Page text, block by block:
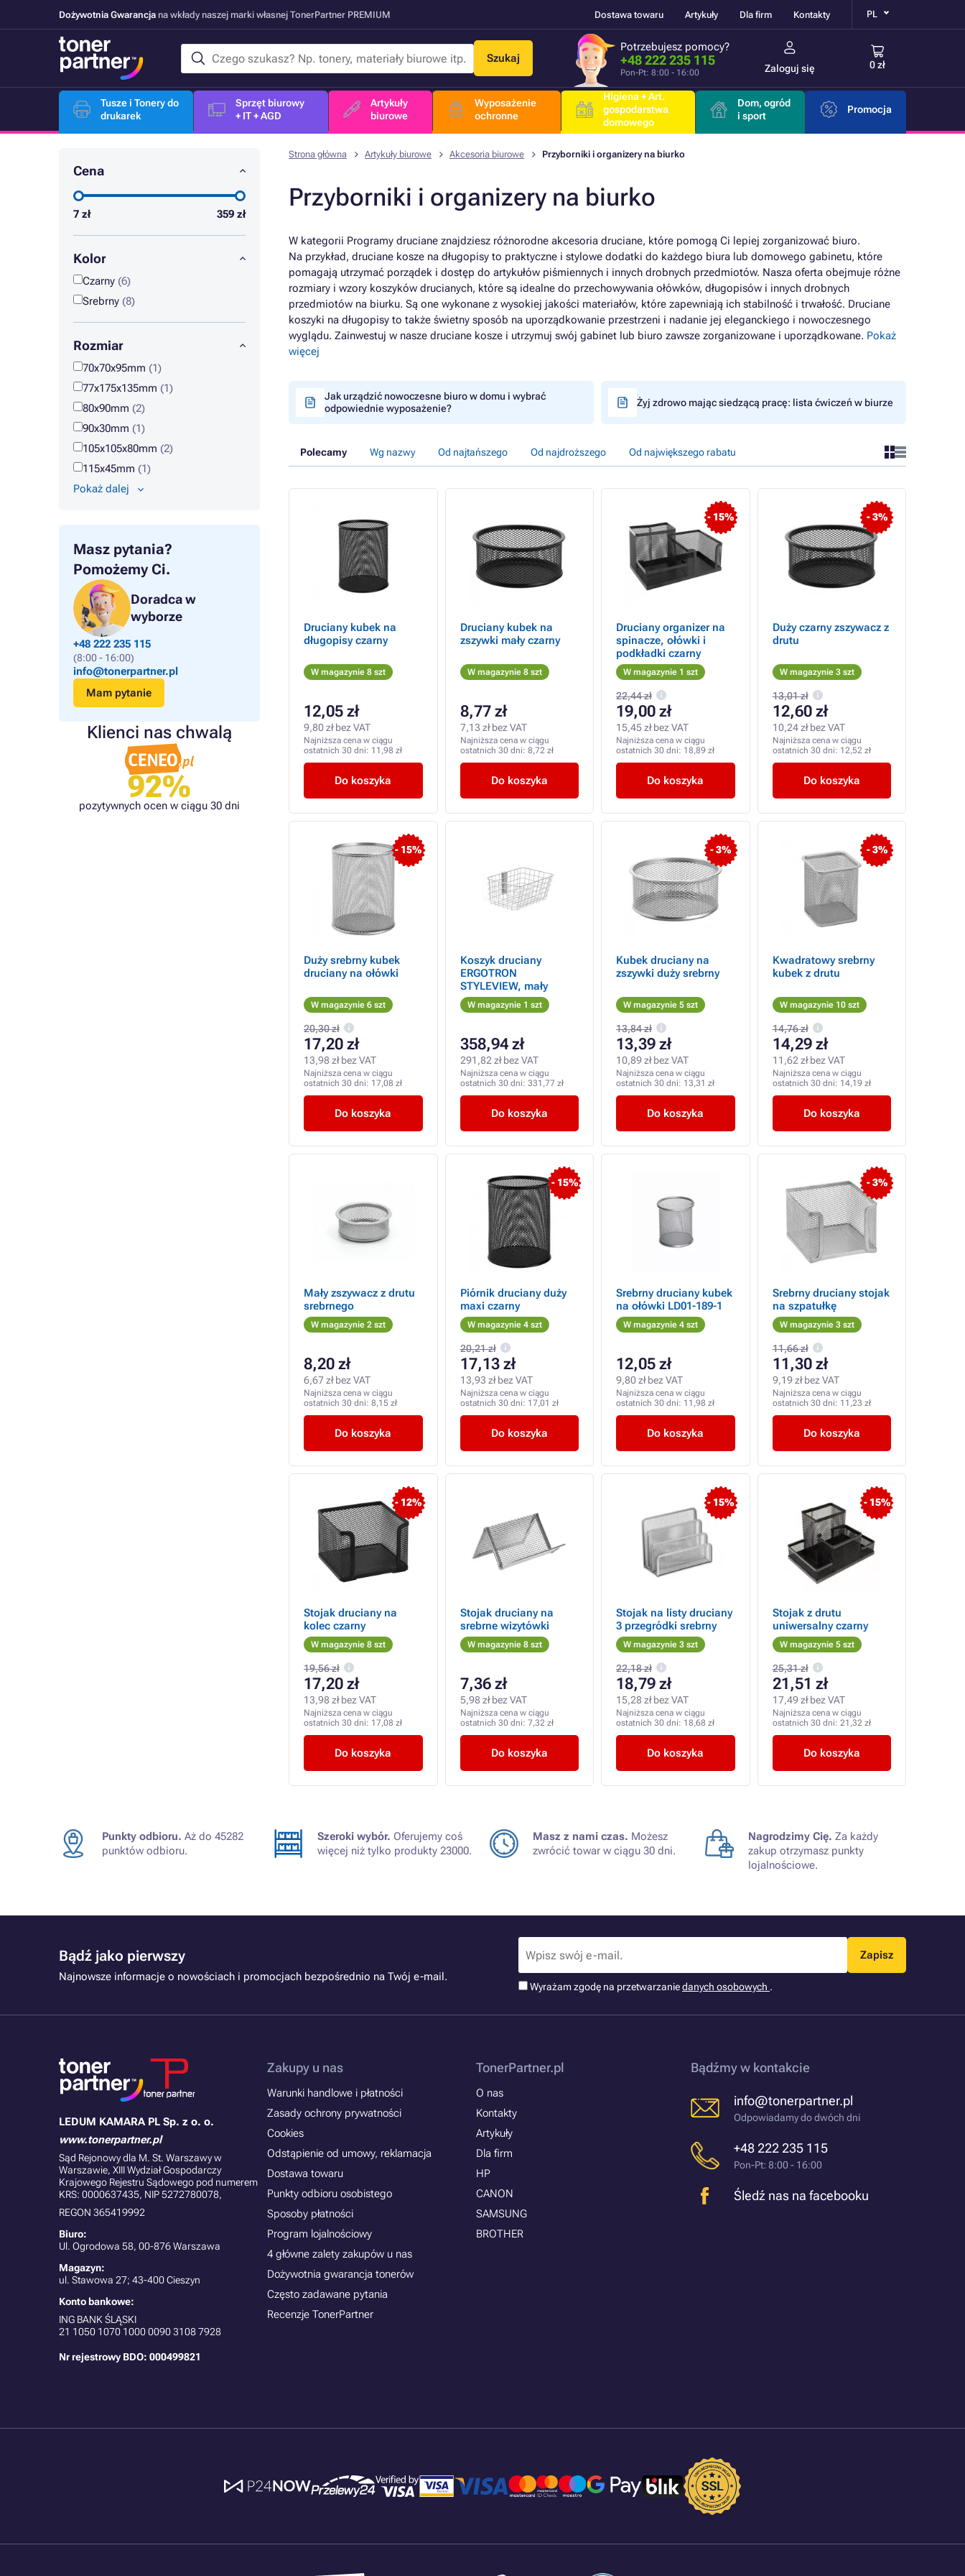
Dożywotnia Gwarancja na wkłady naszej marki własnej TonerPartner PREMIUM Dostawa towaru Artykuły Dla firm Kontakty PL
Szukaj
Potrzebujesz pomocy?
+48 222 235 115
Pon-Pt: 8:00 - 16:00 Zaloguj się 0 zł
Tusze i Tonery do
drukarek
Sprzęt biurowy
+ IT + AGD
Artykuły
biurowe
Wyposażenie
ochronne
Higiena + Art.
gospodarstwa
domowego
Dom, ogród
i sport
Promocja
Cena
7 zł 359 zł
Kolor
Czarny (6)
Srebrny (8)
Rozmiar
70x70x95mm (1)
77x175x135mm (1)
80x90mm (2)
90x30mm (1)
105x105x80mm (2)
115x45mm (1)
Pokaż dalej
Masz pytania?
Pomożemy Ci.
Doradca w
wyborze
+48 222 235 115
(8:00 - 16:00)
info@tonerpartner.pl
Mam pytanie
Klienci nas chwalą
92%
pozytywnych ocen w ciągu 30 dni
Strona główna Artykuły biurowe Akcesoria biurowe Przyborniki i organizery na biurko
Przyborniki i organizery na biurko
W kategorii Programy druciane znajdziesz różnorodne akcesoria druciane, które pomogą Ci lepiej zorganizować biuro.
Na przykład, druciane kosze na długopisy to praktyczne i stylowe dodatki do każdego biura lub domowego gabinetu, które
pomagają utrzymać porządek i dostęp do artykułów piśmiennych i innych drobnych przedmiotów. Nasza oferta obejmuje różne
rozmiary i wzory koszyków drucianych, które są idealne do przechowywania ołówków, długopisów i innych drobnych
przedmiotów na biurku. Są one wykonane z wysokiej jakości materiałów, które zapewniają ich stabilność i trwałość. Druciane
koszyki na długopisy to także świetny sposób na uporządkowanie przestrzeni i nadanie jej eleganckiego i nowoczesnego
wyglądu. Zainwestuj w nasze druciane kosze i utrzymuj swój gabinet lub biuro zawsze zorganizowane i uporządkowane. Pokaż
więcej
Jak urządzić nowoczesne biuro w domu i wybrać
odpowiednie wyposażenie?
Żyj zdrowo mając siedzącą pracę: lista ćwiczeń w biurze
Polecamy Wg nazwy Od najtańszego Od najdroższego Od największego rabatu
Druciany kubek na
długopisy czarny
W magazynie 8 szt
12,05 zł
9,80 zł bez VAT
Najniższa cena w ciągu
ostatnich 30 dni: 11,98 zł
Do koszyka
Druciany kubek na
zszywki mały czarny
W magazynie 8 szt
8,77 zł
7,13 zł bez VAT
Najniższa cena w ciągu
ostatnich 30 dni: 8,72 zł
Do koszyka
- 15%
Druciany organizer na
spinacze, ołówki i
podkładki czarny
W magazynie 1 szt
22,44 zł
19,00 zł
15,45 zł bez VAT
Najniższa cena w ciągu
ostatnich 30 dni: 18,89 zł
Do koszyka
- 3%
Duży czarny zszywacz z
drutu
W magazynie 3 szt
13,01 zł
12,60 zł
10,24 zł bez VAT
Najniższa cena w ciągu
ostatnich 30 dni: 12,52 zł
Do koszyka
- 15%
Duży srebrny kubek
druciany na ołówki
W magazynie 6 szt
20,30 zł
17,20 zł
13,98 zł bez VAT
Najniższa cena w ciągu
ostatnich 30 dni: 17,08 zł
Do koszyka
Koszyk druciany
ERGOTRON
STYLEVIEW, mały
W magazynie 1 szt
358,94 zł
291,82 zł bez VAT
Najniższa cena w ciągu
ostatnich 30 dni: 331,77 zł
Do koszyka
- 3%
Kubek druciany na
zszywki duży srebrny
W magazynie 5 szt
13,84 zł
13,39 zł
10,89 zł bez VAT
Najniższa cena w ciągu
ostatnich 30 dni: 13,31 zł
Do koszyka
- 3%
Kwadratowy srebrny
kubek z drutu
W magazynie 10 szt
14,76 zł
14,29 zł
11,62 zł bez VAT
Najniższa cena w ciągu
ostatnich 30 dni: 14,19 zł
Do koszyka
Mały zszywacz z drutu
srebrnego
W magazynie 2 szt
8,20 zł
6,67 zł bez VAT
Najniższa cena w ciągu
ostatnich 30 dni: 8,15 zł
Do koszyka
- 15%
Piórnik druciany duży
maxi czarny
W magazynie 4 szt
20,21 zł
17,13 zł
13,93 zł bez VAT
Najniższa cena w ciągu
ostatnich 30 dni: 17,01 zł
Do koszyka
Srebrny druciany kubek
na ołówki LD01-189-1
W magazynie 4 szt
12,05 zł
9,80 zł bez VAT
Najniższa cena w ciągu
ostatnich 30 dni: 11,98 zł
Do koszyka
- 3%
Srebrny druciany stojak
na szpatułkę
W magazynie 3 szt
11,66 zł
11,30 zł
9,19 zł bez VAT
Najniższa cena w ciągu
ostatnich 30 dni: 11,23 zł
Do koszyka
- 12%
Stojak druciany na
kolec czarny
W magazynie 8 szt
19,56 zł
17,20 zł
13,98 zł bez VAT
Najniższa cena w ciągu
ostatnich 30 dni: 17,08 zł
Do koszyka
Stojak druciany na
srebrne wizytówki
W magazynie 8 szt
7,36 zł
5,98 zł bez VAT
Najniższa cena w ciągu
ostatnich 30 dni: 7,32 zł
Do koszyka
- 15%
Stojak na listy druciany
3 przegródki srebrny
W magazynie 3 szt
22,18 zł
18,79 zł
15,28 zł bez VAT
Najniższa cena w ciągu
ostatnich 30 dni: 18,68 zł
Do koszyka
- 15%
Stojak z drutu
uniwersalny czarny
W magazynie 5 szt
25,31 zł
21,51 zł
17,49 zł bez VAT
Najniższa cena w ciągu
ostatnich 30 dni: 21,32 zł
Do koszyka
Punkty odbioru. Aż do 45282
punktów odbioru.
Szeroki wybór. Oferujemy coś
więcej niż tylko produkty 23000.
Masz z nami czas. Możesz
zwrócić towar w ciągu 30 dni.
Nagrodzimy Cię. Za każdy
zakup otrzymasz punkty
lojalnościowe.
Bądź jako pierwszy
Najnowsze informacje o nowościach i promocjach bezpośrednio na Twój e-mail.
Zapisz
Wyrażam zgodę na przetwarzaniedanych osobowych .
LEDUM KAMARA PL Sp. z o. o.
www.tonerpartner.pl
Sąd Rejonowy dla M. St. Warszawy w
Warszawie, XIII Wydział Gospodarczy
Krajowego Rejestru Sądowego pod numerem
KRS: 0000637435, NIP 5272780078,
REGON 365419992
Biuro:
Ul. Ogrodowa 58, 00-876 Warszawa
Magazyn:
ul. Stawowa 27; 43-400 Cieszyn
Konto bankowe:
ING BANK ŚLĄSKI
21 1050 1070 1000 0090 3108 7928
Nr rejestrowy BDO: 000499821
Zakupy u nas
Warunki handlowe i płatności
Zasady ochrony prywatności
Cookies
Odstąpienie od umowy, reklamacja
Dostawa towaru
Punkty odbioru osobistego
Sposoby płatności
Program lojalnościowy
4 główne zalety zakupów u nas
Dożywotnia gwarancja tonerów
Często zadawane pytania
Recenzje TonerPartner
TonerPartner.pl
O nas
Kontakty
Artykuły
Dla firm
HP
CANON
SAMSUNG
BROTHER
Bądźmy w kontakcie
info@tonerpartner.pl
Odpowiadamy do dwóch dni
+48 222 235 115
Pon-Pt: 8:00 - 16:00
Śledź nas na facebooku